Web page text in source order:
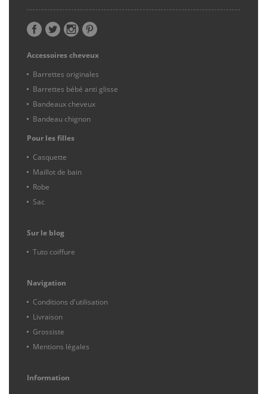
Accessoires cheveux
Barrettes originales
Barrettes bébé anti glisse
Bandeaux cheveux
Bandeau chignon
Pour les filles
Casquette
Maillot de bain
Robe
Sac
Sur le blog
Tuto coiffure
Navigation
Conditions d'utilisation
Livraison
Grossiste
Mentions légales
Information